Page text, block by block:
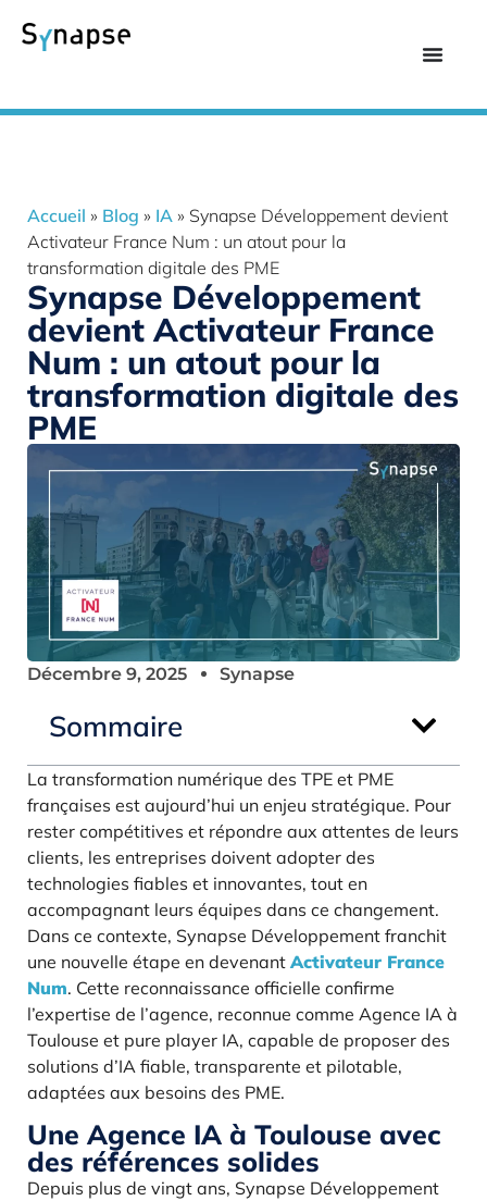
Accueil » Blog » IA » Synapse Développement devient
Activateur France Num : un atout pour la
transformation digitale des PME
Synapse Développement
devient Activateur France
Num : un atout pour la
transformation digitale des
PME
Décembre 9, 2025 Synapse
Sommaire
La transformation numérique des TPE et PME
françaises est aujourd’hui un enjeu stratégique. Pour
rester compétitives et répondre aux attentes de leurs
clients, les entreprises doivent adopter des
technologies fiables et innovantes, tout en
accompagnant leurs équipes dans ce changement.
Dans ce contexte, Synapse Développement franchit
une nouvelle étape en devenant Activateur France
Num. Cette reconnaissance officielle confirme
l’expertise de l’agence, reconnue comme Agence IA à
Toulouse et pure player IA, capable de proposer des
solutions d’IA fiable, transparente et pilotable,
adaptées aux besoins des PME.
Une Agence IA à Toulouse avec
des références solides
Depuis plus de vingt ans, Synapse Développement